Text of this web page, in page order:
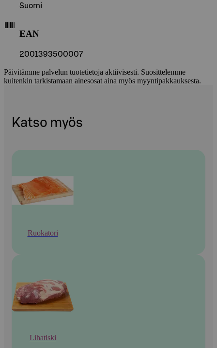
Suomi
EAN
2001393500007
Päivitämme palvelun tuotetietoja aktiivisesti. Suosittelemme
kuitenkin tarkistamaan ainesosat aina myös myyntipakkauksesta.
Katso myös
Ruokatori
Lihatiski